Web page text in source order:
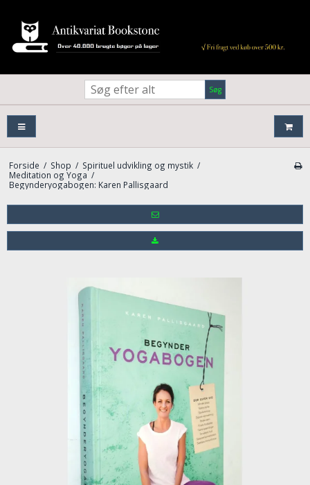
Søg
Forside / Shop / Spirituel udvikling og mystik /
Meditation og Yoga /
Begynderyogabogen: Karen Pallisgaard